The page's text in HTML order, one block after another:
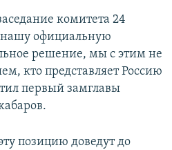
комитета 24
официальную
решение, мы с этим не
кто представляет Россию
первый замглавы
позицию доведут до